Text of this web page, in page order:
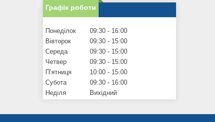
Графік роботи
Понеділок 09:30
16:00
Вівторок
09:30
15:00
Середа
09:30
15:00
Четвер
09:30
15:00
Пʼятниця
10:00
15:00
Субота
09:30
16:00
Неділя
Вихідний